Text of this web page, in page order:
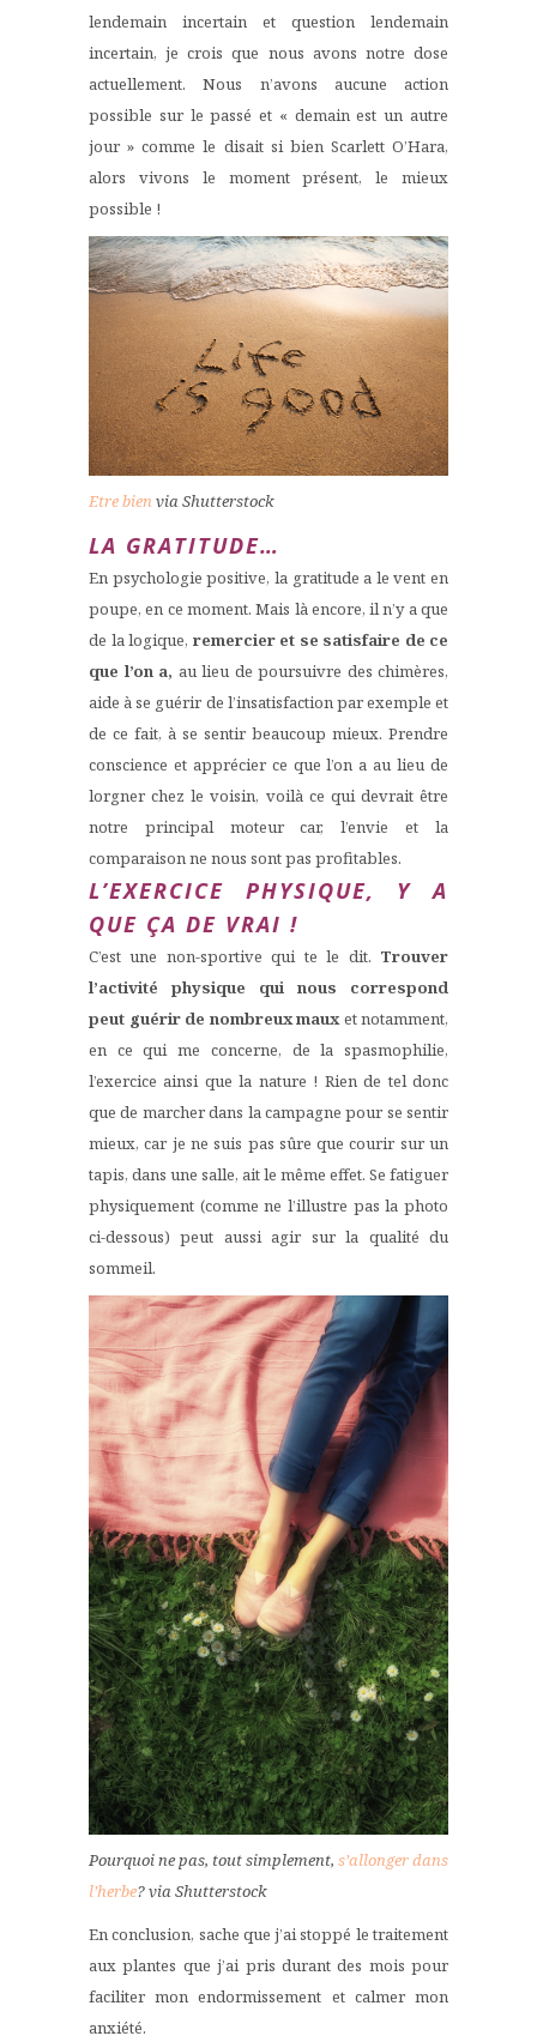
lendemain incertain et question lendemain
incertain, je crois que nous avons notre dose
actuellement. Nous n’avons aucune action
possible sur le passé et « demain est un autre
jour » comme le disait si bien Scarlett O’Hara,
alors vivons le moment présent, le mieux
possible !
Etre bienvia Shutterstock
LA GRATITUDE…
En psychologie positive, la gratitude a le vent en
poupe, en ce moment. Mais là encore, il n’y a que
de la logique, remercier et se satisfaire de ce
que l’on a, au lieu de poursuivre des chimères,
aide à se guérir de l’insatisfaction par exemple et
de ce fait, à se sentir beaucoup mieux. Prendre
conscience et apprécier ce que l’on a au lieu de
lorgner chez le voisin, voilà ce qui devrait être
notre principal moteur car, l’envie et la
comparaison ne nous sont pas profitables.
L’EXERCICE PHYSIQUE, Y A
QUE ÇA DE VRAI !
C’est une non-sportive qui te le dit. Trouver
l’activité physique qui nous correspond
peut guérir de nombreux mauxet notamment,
en ce qui me concerne, de la spasmophilie,
l’exercice ainsi que la nature ! Rien de tel donc
que de marcher dans la campagne pour se sentir
mieux, car je ne suis pas sûre que courir sur un
tapis, dans une salle, ait le même effet. Se fatiguer
physiquement (comme ne l’illustre pas la photo
ci-dessous) peut aussi agir sur la qualité du
sommeil.
Pourquoi ne pas, tout simplement, s’allonger dans
l’herbe? via Shutterstock
En conclusion, sache que j’ai stoppé le traitement
aux plantes que j’ai pris durant des mois pour
faciliter mon endormissement et calmer mon
anxiété.